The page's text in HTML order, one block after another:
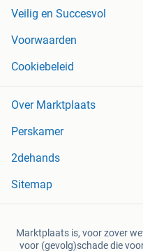
Veilig en Succesvol
Voorwaarden
Cookiebeleid
Over Marktplaats
Perskamer
2dehands
Sitemap
Marktplaats is, voor zover
voor (gevolg)schade die